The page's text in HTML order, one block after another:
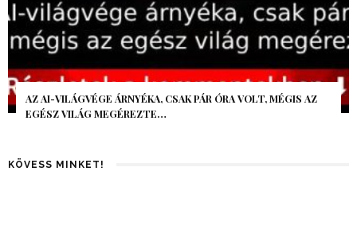
AZ AI-VILÁGVÉGE ÁRNYÉKA, CSAK PÁR ÓRA VOLT, MÉGIS AZ
EGÉSZ VILÁG MEGÉREZTE…
KÖVESS MINKET!